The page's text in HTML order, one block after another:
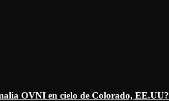
OVNI en cielo de Colorado, EE.UU?